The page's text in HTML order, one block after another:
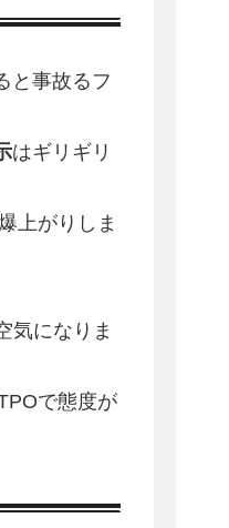
と事故るフ
はギリギリ
上がりしま
気になりま
で態度が